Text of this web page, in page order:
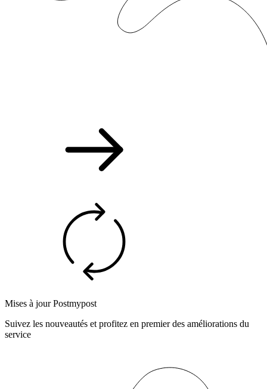
Mises à jour Postmypost
Suivez les nouveautés et profitez en premier des améliorations du
service